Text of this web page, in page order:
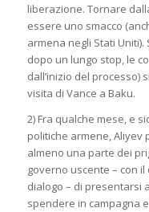
liberazione. Tornare
essere uno smacco
armena negli Stati
dopo un lungo stop, le
dall’inizio del processo)
visita di Vance a Baku.
2) Fra qualche mese, e
politiche armene, Aliyev
almeno una parte dei
governo uscente – con
dialogo – di presentarsi
spendere in campagna